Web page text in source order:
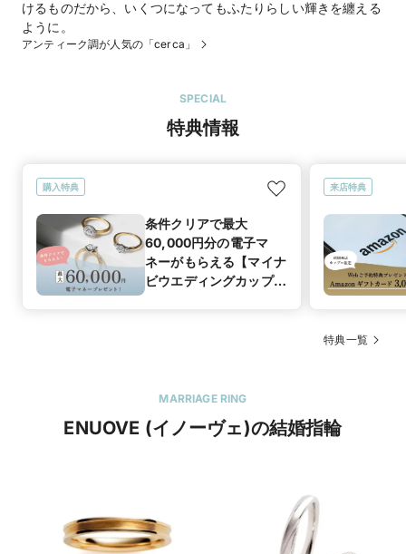
けるものだから、いくつになってもふたりらしい輝きを纏える
ように。
アンティーク調が人気の「cerca」
SPECIAL
特典情報
購入特典
条件クリアで最大
60,000円分の電子マ
ネーがもらえる【マイナ
ビウエディングカップル
来店特典
特典一覧
MARRIAGE RING
ENUOVE (イノーヴェ)の結婚指輪